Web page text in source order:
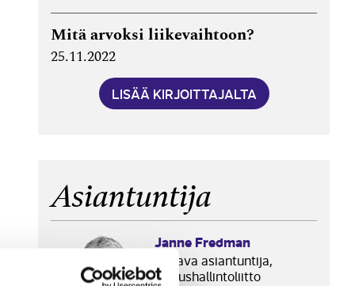
Mitä arvoksi liike­vaihtoon?
25.11.2022
LISÄÄ KIRJOITTAJALTA
Asiantuntija
Janne Fredman
johtava asiantuntija,
Taloushallintoliitto